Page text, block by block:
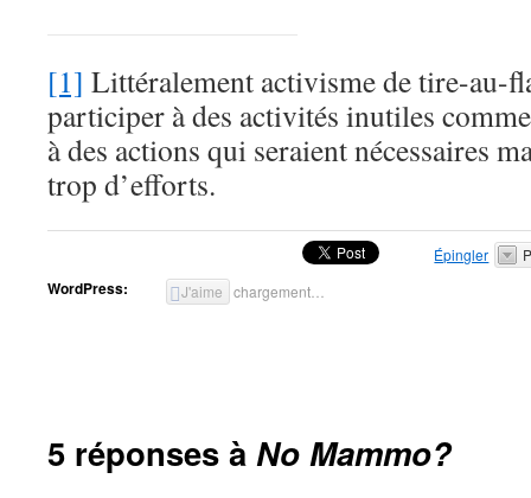
[1] Littéralement activisme de tire-au-
participer à des activités inutiles
à des actions qui seraient nécessaires
trop d’efforts.
Épingler
WordPress: J'aime chargement…
5 réponses à No Mammo?